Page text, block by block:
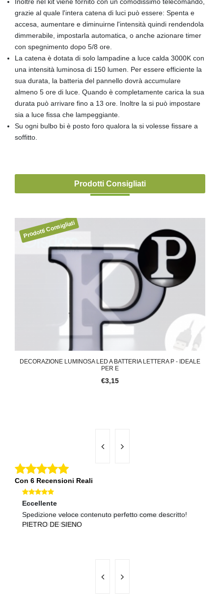
grazie al quale l'intera catena di luci può essere: Spenta e
accesa, aumentare e diminuirne l'intensità quindi rendendola
dimmerabile, impostarla automatica, o anche azionare timer
con spegnimento dopo 5/8 ore.
La catena è dotata di solo lampadine a luce calda 3000K con
una intensità luminosa di 150 lumen. Per essere efficiente la
sua durata, la batteria del pannello dovrà accumulare
almeno 5 ore di luce. Quando è completamente carica la sua
durata può arrivare fino a 13 ore. Inoltre la si può impostare
sia a luce fissa che lampeggiante.
Su ogni bulbo bi è posto foro qualora la si volesse fissare a
soffitto.
Prodotti Consigliati
DECORAZIONE LUMINOSA LED A BATTERIA LETTERA K - IDEALE
PER E
€3,15
DECORAZIONE LUMINOSA LED A BATTERIA LETTERA P - IDEALE
PER E
€3,15
Con 6 Recensioni Reali
Eccellente
Spedizione rapidissima e assistenza impeccabile.
UGO LO GRANDE
Eccellente
Spedizione veloce contenuto perfetto come descritto!
PIETRO DE SIENO